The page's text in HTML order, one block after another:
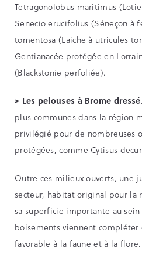
Tetragonolobus maritimus
Senecio erucifolius (Séneçon à
tomentosa (Laiche à utricules
Gentianacée protégée en
(Blackstonie perfoliée).
> Les pelouses à Brome dressé
plus communes dans la région
privilégié pour de nombreuses
protégées, comme Cytisus
Outre ces milieux ouverts, une
secteur, habitat original pour
sa superficie importante au
boisements viennent compléter
favorable à la faune et à la flore.